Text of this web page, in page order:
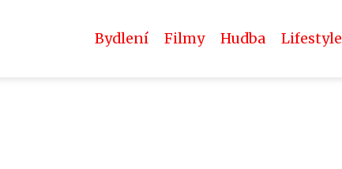
Bydlení Filmy Hudba Lifestyle